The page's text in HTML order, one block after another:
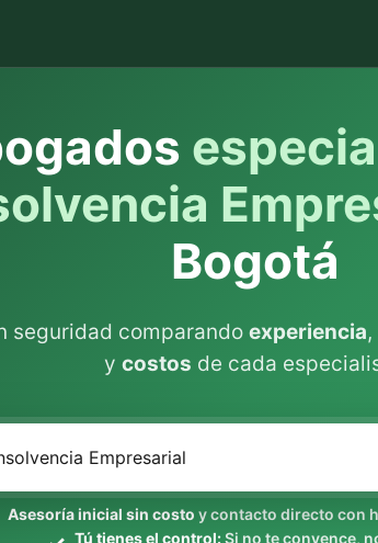
Bogotá
seguridad comparando experiencia,
y costos de cada
Asesoría inicial sin costo y contacto directo con
Tú tienes el control:Si no te convence,